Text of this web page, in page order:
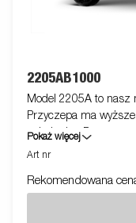
2205AB1000
Model 2205A to nasz
Przyczepa ma
załadunku. Przyczepa
przedni i tylny panel
wewnętrzne uchwyty
akcesoriów do
Pokaż więcej
Art nr
Rekomendowana